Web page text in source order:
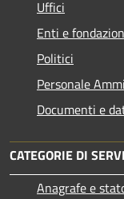
Uffici
Enti e
Politici
Personale
Documenti e
CATEGORIE DI
Anagrafe e